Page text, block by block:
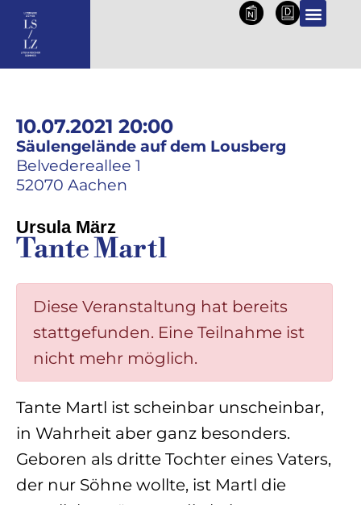
NL DE
10.07.2021 20:00
Säulengelände auf dem Lousberg
Belvedereallee 1
52070 Aachen
Ursula März
Tante Martl
Diese Veranstaltung hat bereits
stattgefunden. Eine Teilnahme ist
nicht mehr möglich.
Tante Martl ist scheinbar unscheinbar,
in Wahrheit aber ganz besonders.
Geboren als dritte Tochter eines Vaters,
der nur Söhne wollte, ist Martl die